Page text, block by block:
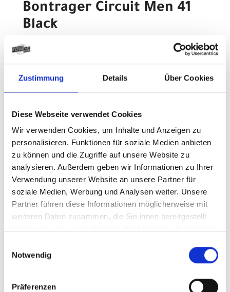
Zustimmung Details Über Cookies
Diese Webseite verwendet Cookies
Wir verwenden Cookies, um Inhalte und Anzeigen zu
personalisieren, Funktionen für soziale Medien anbieten
zu können und die Zugriffe auf unsere Website zu
analysieren. Außerdem geben wir Informationen zu Ihrer
Verwendung unserer Website an unsere Partner für
soziale Medien, Werbung und Analysen weiter. Unsere
Partner führen diese Informationen möglicherweise mit
weiteren Daten zusammen, die Sie ihnen bereitgestellt
Notwendig
Präferenzen
Bontrager Circuit Men 41
Black
Modelljahr
Farbe: BLACK
pro Stück (inkl. MwSt. zzgl.Versandkosten für
90,99 EUR
Z.Z. nicht verfügbar
Bontrager Schuh
Bontrager Circuit Men 44
Black
Farbe: BLACK